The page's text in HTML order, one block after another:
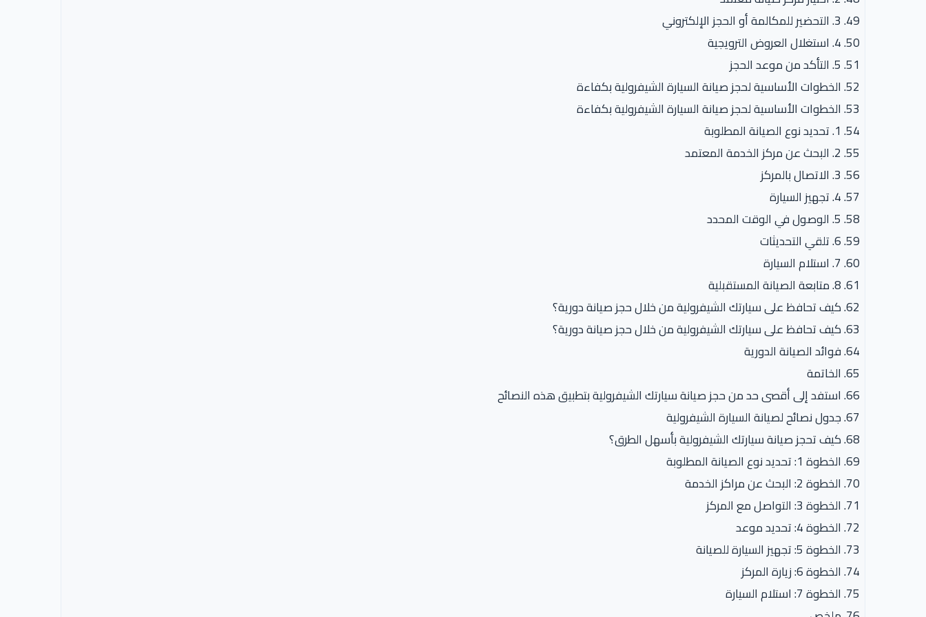
3. التحضير للمكالمة أو الحجز الإلكتروني
4. استغلال العروض الترويجية
5. التأكد من موعد الحجز
الخطوات الأساسية لحجز صيانة السيارة الشيفرولية بكفاءة
الخطوات الأساسية لحجز صيانة السيارة الشيفرولية بكفاءة
1. تحديد نوع الصيانة المطلوبة
2. البحث عن مركز الخدمة المعتمد
3. الاتصال بالمركز
4. تجهيز السيارة
5. الوصول في الوقت المحدد
6. تلقي التحديثات
7. استلام السيارة
8. متابعة الصيانة المستقبلية
كيف تحافظ على سيارتك الشيفرولية من خلال حجز صيانة دورية؟
كيف تحافظ على سيارتك الشيفرولية من خلال حجز صيانة دورية؟
فوائد الصيانة الدورية
الخاتمة
استفد إلى أقصى حد من حجز صيانة سيارتك الشيفرولية بتطبيق هذه النصائح
جدول نصائح لصيانة السيارة الشيفرولية
كيف تحجز صيانة سيارتك الشيفرولية بأسهل الطرق؟
الخطوة 1: تحديد نوع الصيانة المطلوبة
الخطوة 2: البحث عن مراكز الخدمة
الخطوة 3: التواصل مع المركز
الخطوة 4: تحديد موعد
الخطوة 5: تجهيز السيارة للصيانة
الخطوة 6: زيارة المركز
الخطوة 7: استلام السيارة